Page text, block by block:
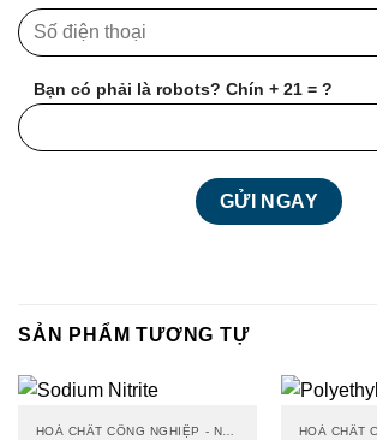
Bạn có phải là robots? Chín + 21 = ?
SẢN PHẨM TƯƠNG TỰ
HOÁ CHẤT CÔNG NGHIỆP - NÔNG NGHIỆP - XI MẠ